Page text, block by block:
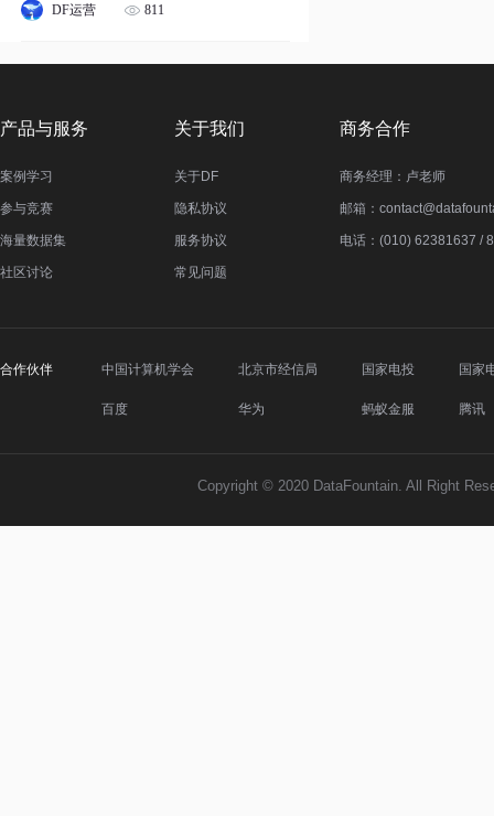
DF运营 811
产品与服务
案例学习
参与竞赛
海量数据集
社区讨论
关于我们
关于DF
隐私协议
服务协议
常见问题
商务合作
商务经理：卢老师
邮箱：
电话：(010) 62381637 /
合作伙伴 中国计算机学会
百度
北京市经信局
华为
国家电投
蚂蚁金服
国家
腾讯
Copyright © 2020 DataFountain. All Right